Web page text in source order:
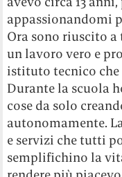
appassionandomi
Ora sono riuscito
un lavoro vero e
istituto tecnico che
Durante la scuola
cose da solo
autonomamente.
e servizi che tutti
semplifichino la